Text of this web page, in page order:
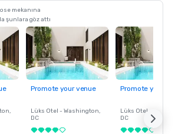
mekanına
şunlara göz attı
,
Promote your venue
Lüks Otel - Washington,
DC
Promote your
Lüks Otel -
DC